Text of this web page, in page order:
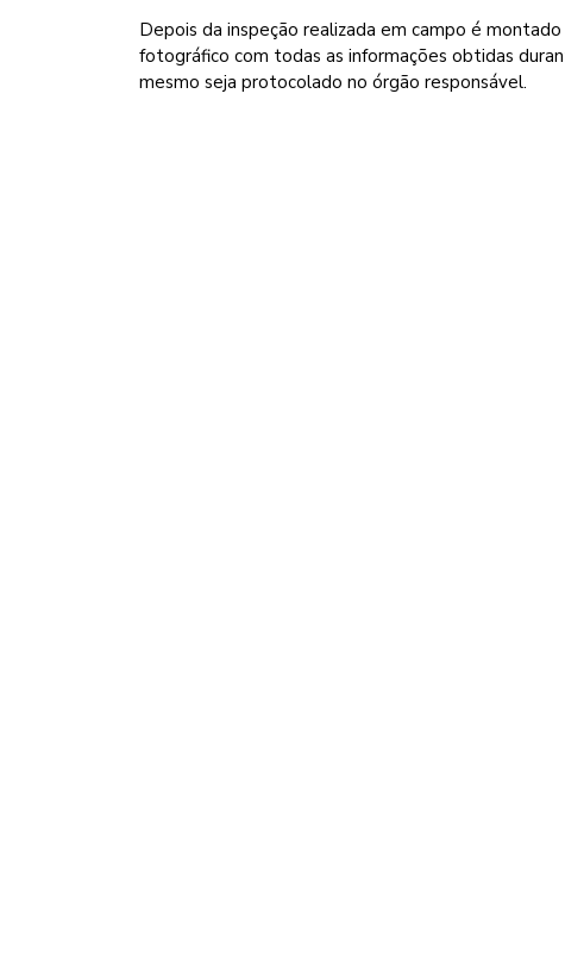
Depois da inspeção realizada em campo é
fotográfico com todas as informações obtidas
mesmo seja protocolado no órgão responsável.